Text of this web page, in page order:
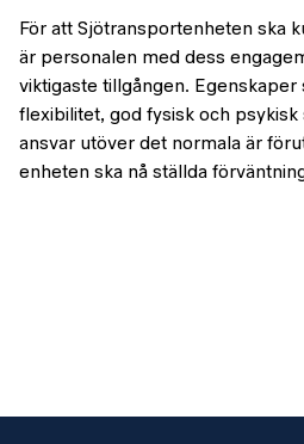
För att Sjötransportenheten ska
är personalen med dess
viktigaste tillgången. Egenskaper
flexibilitet, god fysisk och psykisk
ansvar utöver det normala är
enheten ska nå ställda